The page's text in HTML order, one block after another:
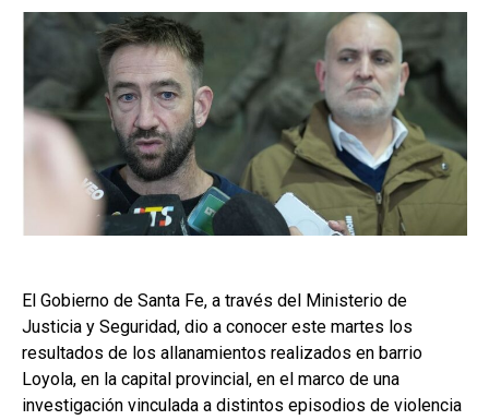
El Gobierno de Santa Fe, a través del Ministerio de
Justicia y Seguridad, dio a conocer este martes los
resultados de los allanamientos realizados en barrio
Loyola, en la capital provincial, en el marco de una
investigación vinculada a distintos episodios de violencia